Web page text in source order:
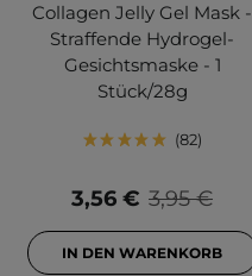
Collagen Jelly Gel Mask -
Straffende Hydrogel-
Gesichtsmaske - 1
Stück/28g
82
3,95 €
3,56 €
IN DEN WARENKORB